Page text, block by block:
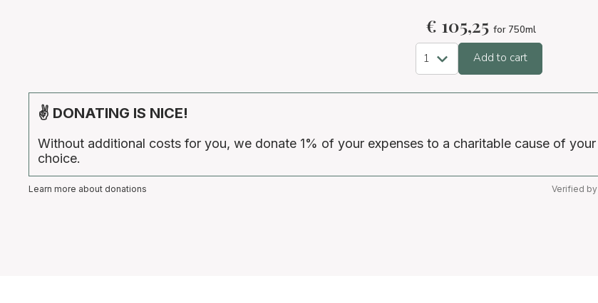
€ 105,25 for 750ml
Add to cart
✌ DONATING IS NICE!
Without additional costs for you, we donate 1% of your expenses to a charitable cause of your
choice.
Learn more about donations Verified by